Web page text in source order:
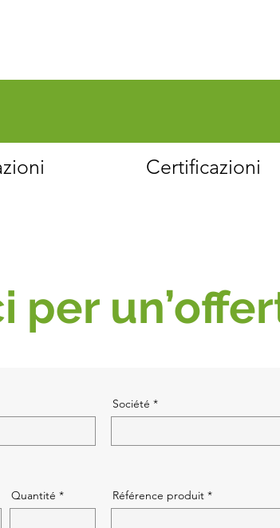
Certificazioni
per
Société
Quantité Référence produit